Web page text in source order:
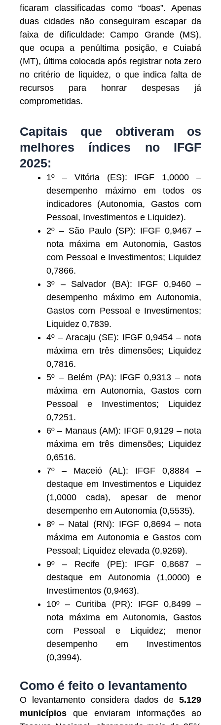
ficaram classificadas como “boas”. Apenas
duas cidades não conseguiram escapar da
faixa de dificuldade: Campo Grande (MS),
que ocupa a penúltima posição, e Cuiabá
(MT), última colocada após registrar nota zero
no critério de liquidez, o que indica falta de
recursos para honrar despesas já
comprometidas.
Capitais que obtiveram os
melhores índices no IFGF
2025:
1º – Vitória (ES): IFGF 1,0000 –
desempenho máximo em todos os
indicadores (Autonomia, Gastos com
Pessoal, Investimentos e Liquidez).
2º – São Paulo (SP): IFGF 0,9467 –
nota máxima em Autonomia, Gastos
com Pessoal e Investimentos; Liquidez
0,7866.
3º – Salvador (BA): IFGF 0,9460 –
desempenho máximo em Autonomia,
Gastos com Pessoal e Investimentos;
Liquidez 0,7839.
4º – Aracaju (SE): IFGF 0,9454 – nota
máxima em três dimensões; Liquidez
0,7816.
5º – Belém (PA): IFGF 0,9313 – nota
máxima em Autonomia, Gastos com
Pessoal e Investimentos; Liquidez
0,7251.
6º – Manaus (AM): IFGF 0,9129 – nota
máxima em três dimensões; Liquidez
0,6516.
7º – Maceió (AL): IFGF 0,8884 –
destaque em Investimentos e Liquidez
(1,0000 cada), apesar de menor
desempenho em Autonomia (0,5535).
8º – Natal (RN): IFGF 0,8694 – nota
máxima em Autonomia e Gastos com
Pessoal; Liquidez elevada (0,9269).
9º – Recife (PE): IFGF 0,8687 –
destaque em Autonomia (1,0000) e
Investimentos (0,9463).
10º – Curitiba (PR): IFGF 0,8499 –
nota máxima em Autonomia, Gastos
com Pessoal e Liquidez; menor
desempenho em Investimentos
(0,3994).
Como é feito o levantamento
O levantamento considera dados de 5.129
municípios que enviaram informações ao